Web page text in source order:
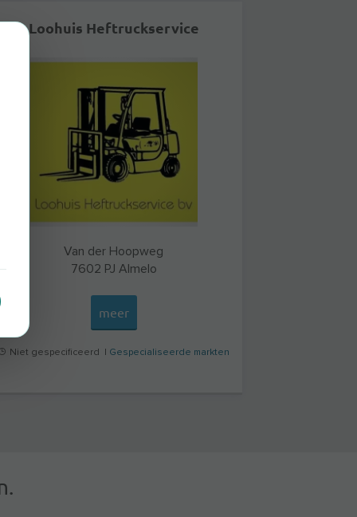
Loohuis Heftruckservice
Van der Hoopweg
7602 PJ Almelo
meer
Niet gespecificeerd | Gespecialiseerde markten